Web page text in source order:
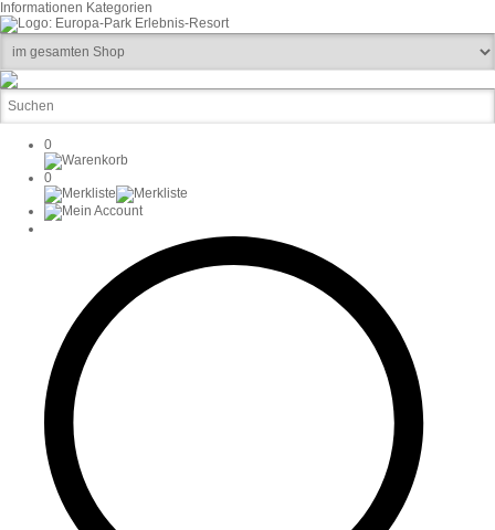
Informationen Kategorien
0
0